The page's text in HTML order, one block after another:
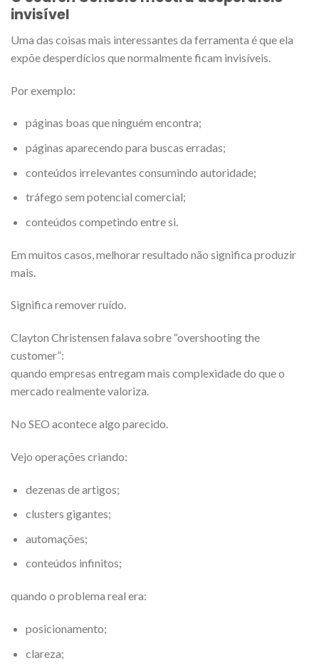
invisível
Uma das coisas mais interessantes da ferramenta é que ela
expõe desperdícios que normalmente ficam invisíveis.
Por exemplo:
páginas boas que ninguém encontra;
páginas aparecendo para buscas erradas;
conteúdos irrelevantes consumindo autoridade;
tráfego sem potencial comercial;
conteúdos competindo entre si.
Em muitos casos, melhorar resultado não significa produzir
mais.
Significa remover ruído.
Clayton Christensen falava sobre “overshooting the
customer”:
quando empresas entregam mais complexidade do que o
mercado realmente valoriza.
No SEO acontece algo parecido.
Vejo operações criando:
dezenas de artigos;
clusters gigantes;
automações;
conteúdos infinitos;
quando o problema real era:
posicionamento;
clareza;